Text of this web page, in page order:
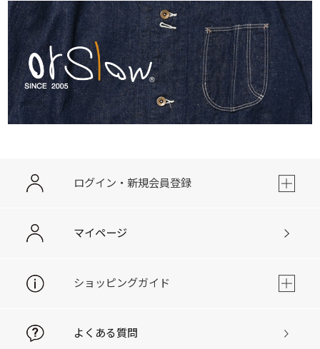
ログイン・新規会員登録
マイページ
ショッピングガイド
よくある質問